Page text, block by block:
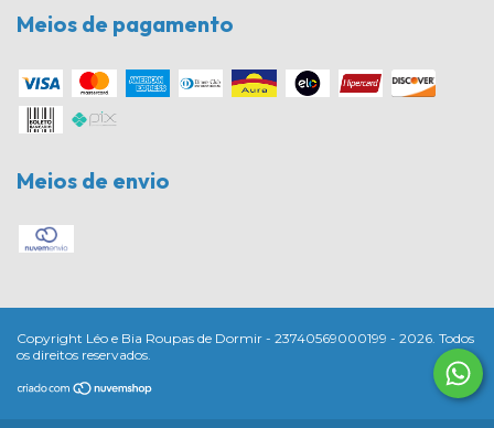
Meios de pagamento
Meios de envio
Copyright Léo e Bia Roupas de Dormir - 23740569000199 - 2026. Todos
os direitos reservados.